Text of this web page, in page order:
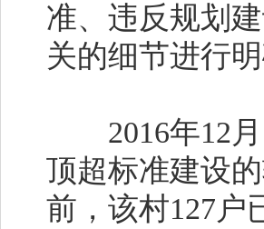
准、违反规划
关的细节进行明
2016年12月
顶超标准建设
前，该村127户